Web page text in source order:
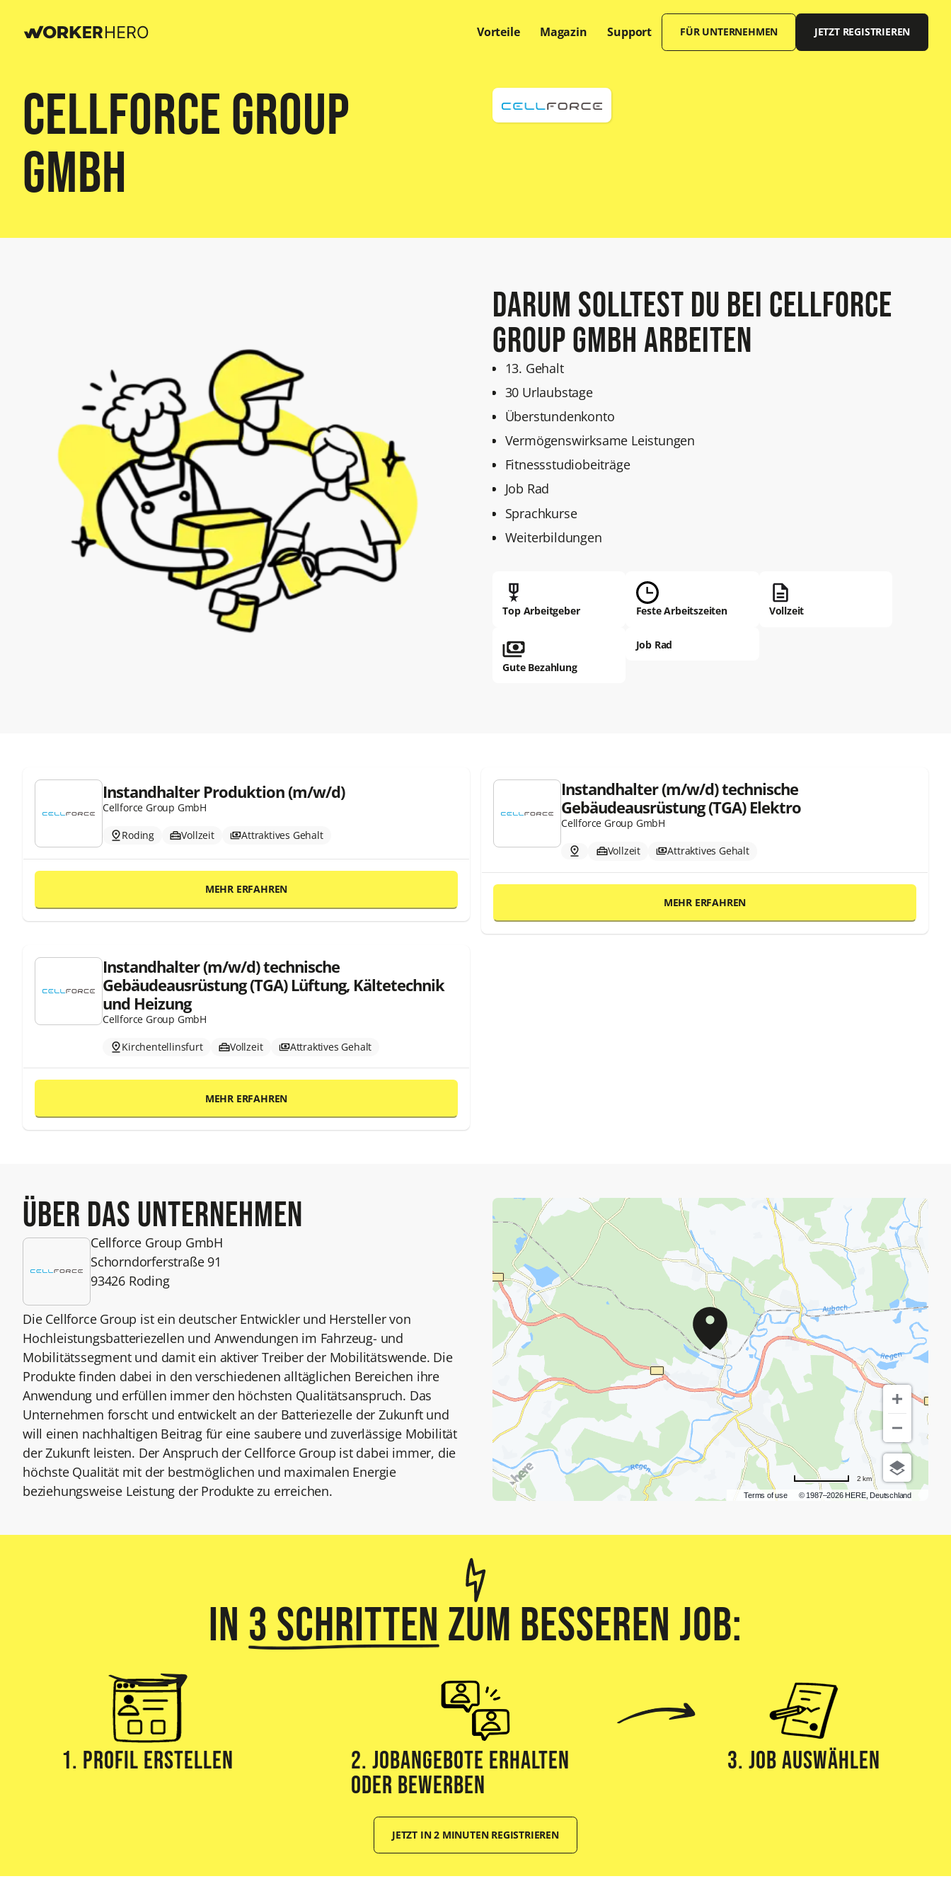
Vorteile Magazin Support FÜR UNTERNEHMEN JETZT REGISTRIEREN
Cellforce Group
GmbH
Darum solltest du bei Cellforce
Group GmbH arbeiten
13. Gehalt
30 Urlaubstage
Überstundenkonto
Vermögenswirksame Leistungen
Fitnessstudiobeiträge
Job Rad
Sprachkurse
Weiterbildungen
Top Arbeitgeber Feste Arbeitszeiten Vollzeit
Gute Bezahlung
Job Rad
Instandhalter Produktion (m/w/d)
Cellforce Group GmbH
Roding Vollzeit Attraktives Gehalt
MEHR ERFAHREN
Instandhalter (m/w/d) technische
Gebäudeausrüstung (TGA) Elektro
Cellforce Group GmbH
Vollzeit Attraktives Gehalt
MEHR ERFAHREN
Instandhalter (m/w/d) technische
Gebäudeausrüstung (TGA) Lüftung, Kältetechnik
und Heizung
Cellforce Group GmbH
Kirchentellinsfurt Vollzeit Attraktives Gehalt
MEHR ERFAHREN
Über das Unternehmen
Cellforce Group GmbH
Schorndorferstraße 91
93426 Roding
Die Cellforce Group ist ein deutscher Entwickler und Hersteller von
Hochleistungsbatteriezellen und Anwendungen im Fahrzeug- und
Mobilitätssegment und damit ein aktiver Treiber der Mobilitätswende. Die
Produkte finden dabei in den verschiedenen alltäglichen Bereichen ihre
Anwendung und erfüllen immer den höchsten Qualitätsanspruch. Das
Unternehmen forscht und entwickelt an der Batteriezelle der Zukunft und
will einen nachhaltigen Beitrag für eine saubere und zuverlässige Mobilität
der Zukunft leisten. Der Anspruch der Cellforce Group ist dabei immer, die
höchste Qualität mit der bestmöglichen und maximalen Energie
beziehungsweise Leistung der Produkte zu erreichen.
Terms of use © 1987–2026 HERE, Deutschland
2 km
In 3 Schritten zum besseren Job:
1. Profil erstellen
2. Jobangebote erhalten
oder bewerben
3. Job Auswählen
JETZT IN 2 MINUTEN REGISTRIEREN